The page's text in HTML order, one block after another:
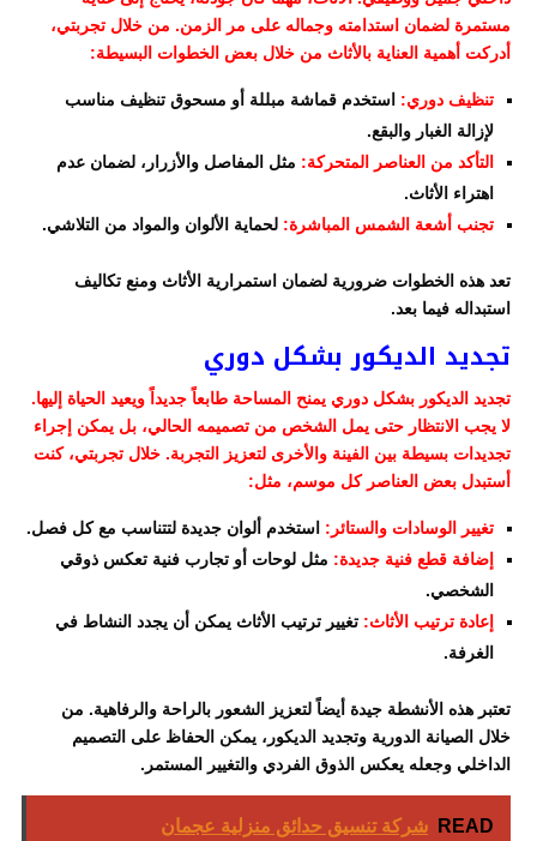
مستمرة لضمان استدامته وجماله على مر الزمن. من خلال تجربتي،
أدركت أهمية العناية بالأثاث من خلال بعض الخطوات البسيطة:
تنظيف دوري: استخدم قماشة مبللة أو مسحوق تنظيف مناسب
لإزالة الغبار والبقع.
التأكد من العناصر المتحركة: مثل المفاصل والأزرار، لضمان عدم
اهتراء الأثاث.
تجنب أشعة الشمس المباشرة: لحماية الألوان والمواد من التلاشي.
تعد هذه الخطوات ضرورية لضمان استمرارية الأثاث ومنع تكاليف
استبداله فيما بعد.
تجديد الديكور بشكل دوري
تجديد الديكور بشكل دوري يمنح المساحة طابعاً جديداً ويعيد الحياة إليها.
لا يجب الانتظار حتى يمل الشخص من تصميمه الحالي، بل يمكن إجراء
تجديدات بسيطة بين الفينة والأخرى لتعزيز التجربة. خلال تجربتي، كنت
أستبدل بعض العناصر كل موسم، مثل:
تغيير الوسادات والستائر: استخدم ألوان جديدة لتتناسب مع كل فصل.
إضافة قطع فنية جديدة: مثل لوحات أو تجارب فنية تعكس ذوقي
الشخصي.
إعادة ترتيب الأثاث: تغيير ترتيب الأثاث يمكن أن يجدد النشاط في
الغرفة.
تعتبر هذه الأنشطة جيدة أيضاً لتعزيز الشعور بالراحة والرفاهية. من
خلال الصيانة الدورية وتجديد الديكور، يمكن الحفاظ على التصميم
الداخلي وجعله يعكس الذوق الفردي والتغيير المستمر.
READ شركة تنسيق حدائق منزلية عجمان